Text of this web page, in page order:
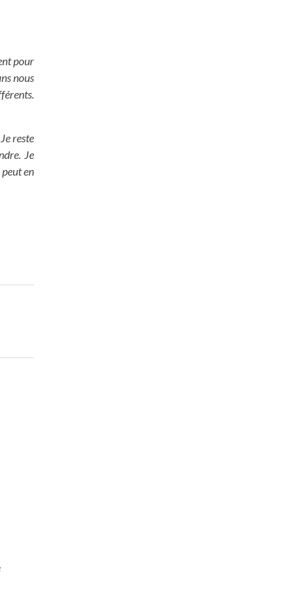
pour
nous
reste
Je
en